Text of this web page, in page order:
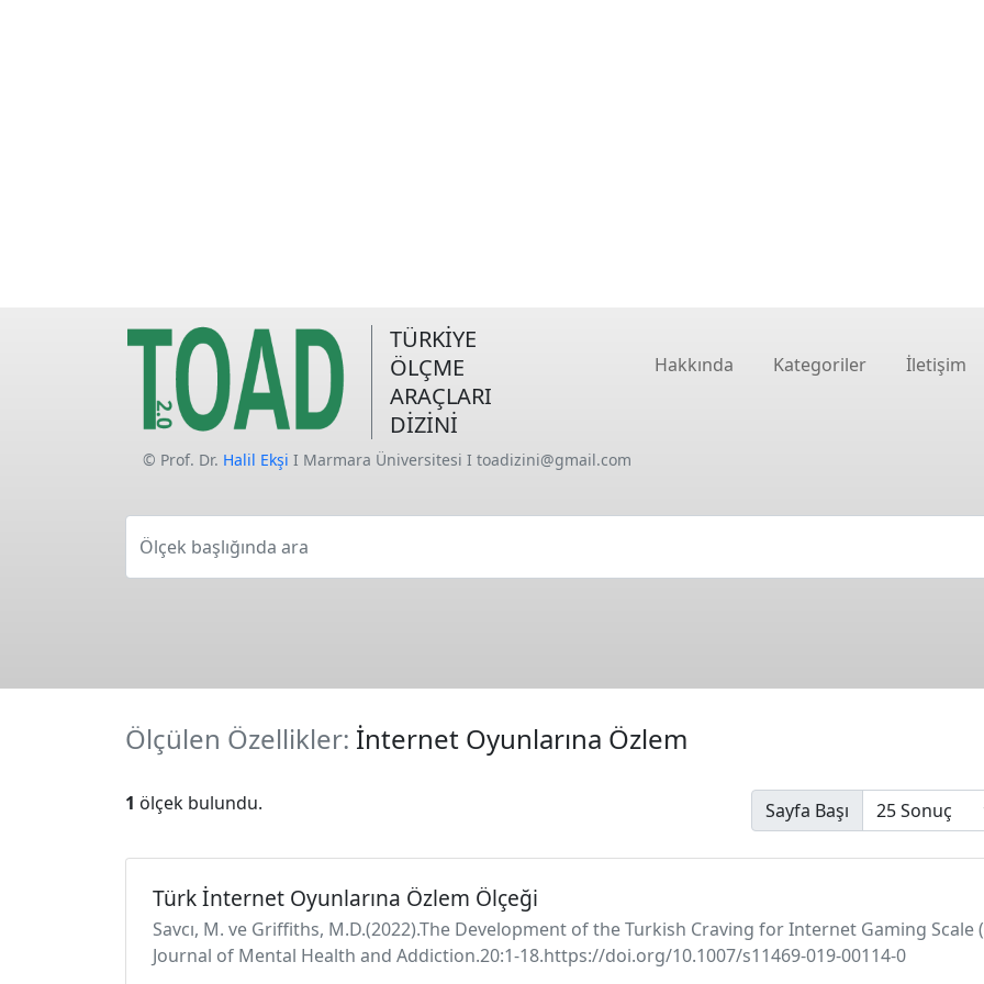
TÜRKİYE
ÖLÇME
ARAÇLARI
DİZİNİ
Hakkında Kategoriler İletişim
© Prof. Dr. Halil Ekşi I Marmara Üniversitesi I toadizini@gmail.com
Ölçek başlığında ara
Ölçülen Özellikler: İnternet Oyunlarına Özlem
1 ölçek bulundu. Sayfa Başı
Türk İnternet Oyunlarına Özlem Ölçeği
Savcı, M. ve Griffiths, M.D.(2022).The Development of the Turkish Craving for Internet Gaming
Journal of Mental Health and Addiction.20:1-18.https://doi.org/10.1007/s11469-019-00114-0